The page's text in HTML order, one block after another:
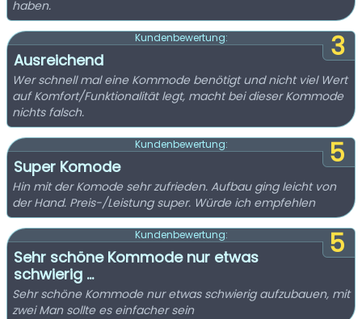
haben.
3
Kundenbewertung:
Ausreichend
Wer schnell mal eine Kommode benötigt und nicht viel Wert
auf Komfort/Funktionalität legt, macht bei dieser Kommode
nichts falsch.
5
Kundenbewertung:
Super Komode
Hin mit der Komode sehr zufrieden. Aufbau ging leicht von
der Hand. Preis-/Leistung super. Würde ich empfehlen
5
Kundenbewertung:
Sehr schöne Kommode nur etwas
schwierig ...
Sehr schöne Kommode nur etwas schwierig aufzubauen, mit
zwei Man sollte es einfacher sein